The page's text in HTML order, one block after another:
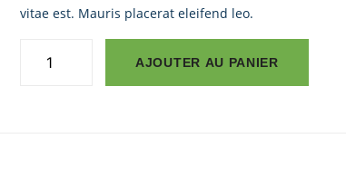
vitae est. Mauris placerat eleifend leo.
AJOUTER AU PANIER